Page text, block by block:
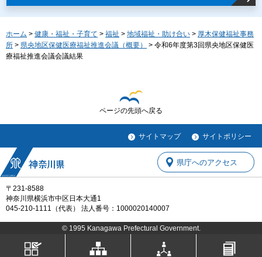
ホーム > 健康・福祉・子育て > 福祉 > 地域福祉・助け合い > 厚木保健福祉事務
所 > 県央地区保健医療福祉推進会議（概要）
> 令和6年度第3回県央地区保健医
療福祉推進会議会議結果
ページの先頭へ戻る
サイトマップ サイトポリシー
〒231-8588
神奈川県横浜市中区日本大通1
045-210-1111（代表） 法人番号：1000020140007
県庁へのアクセス
© 1995 Kanagawa Prefectural Government.